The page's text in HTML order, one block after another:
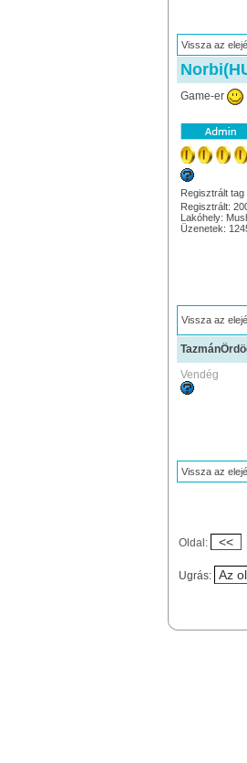
Vissza az
Game-er
Regisztrált tag
Regisztrált:
Lakóhely:
Üzenetek:
Vissza az
Vendég
Vissza az
Oldal: <<
Ugrás: